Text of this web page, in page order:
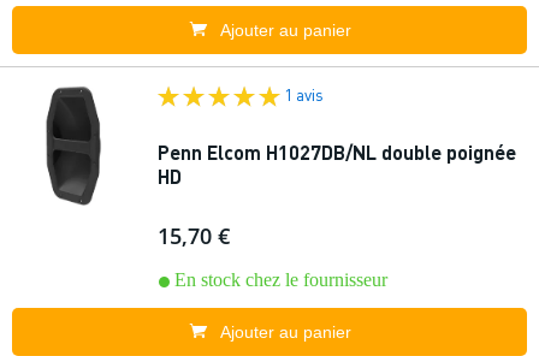
Ajouter au panier
1 avis
Penn Elcom H1027DB/NL double poignée
HD
15,70 €
En stock chez le fournisseur
Ajouter au panier